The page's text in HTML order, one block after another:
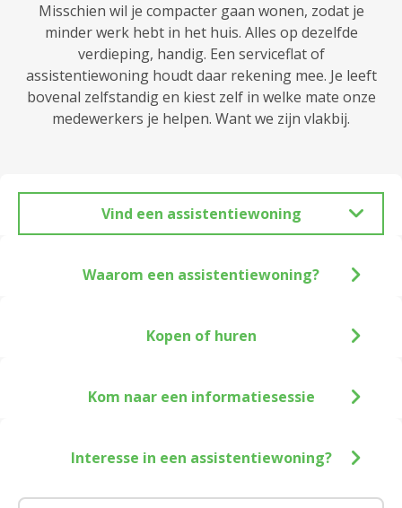
Misschien wil je compacter gaan wonen, zodat je
minder werk hebt in het huis. Alles op dezelfde
verdieping, handig. Een serviceflat of
assistentiewoning houdt daar rekening mee. Je leeft
bovenal zelfstandig en kiest zelf in welke mate onze
medewerkers je helpen. Want we zijn vlakbij.
Vind een assistentiewoning
Waarom een assistentiewoning?
Kopen of huren
Kom naar een informatiesessie
Interesse in een assistentiewoning?